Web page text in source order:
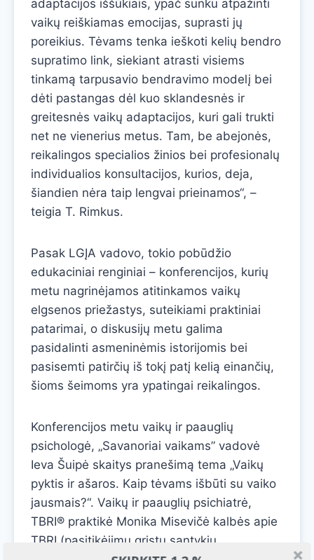
adaptacijos iššūkiais, ypač sunku atpažinti
vaikų reiškiamas emocijas, suprasti jų
poreikius. Tėvams tenka ieškoti kelių bendro
supratimo link, siekiant atrasti visiems
tinkamą tarpusavio bendravimo modelį bei
dėti pastangas dėl kuo sklandesnės ir
greitesnės vaikų adaptacijos, kuri gali trukti
net ne vienerius metus. Tam, be abejonės,
reikalingos specialios žinios bei profesionalų
individualios konsultacijos, kurios, deja,
šiandien nėra taip lengvai prieinamos“, –
teigia T. Rimkus.
Pasak LGĮA vadovo, tokio pobūdžio
edukaciniai renginiai – konferencijos, kurių
metu nagrinėjamos atitinkamos vaikų
elgsenos priežastys, suteikiami praktiniai
patarimai, o diskusijų metu galima
pasidalinti asmeninėmis istorijomis bei
pasisemti patirčių iš tokį patį kelią einančių,
šioms šeimoms yra ypatingai reikalingos.
Konferencijos metu vaikų ir paauglių
psichologė, „Savanoriai vaikams” vadovė
Ieva Šuipė skaitys pranešimą tema „Vaikų
pyktis ir ašaros. Kaip tėvams išbūti su vaiko
jausmais?“. Vaikų ir paauglių psichiatrė,
TBRI® praktikė Monika Misevičė kalbės apie
TBRI (pasitikėjimu grįstų santykių